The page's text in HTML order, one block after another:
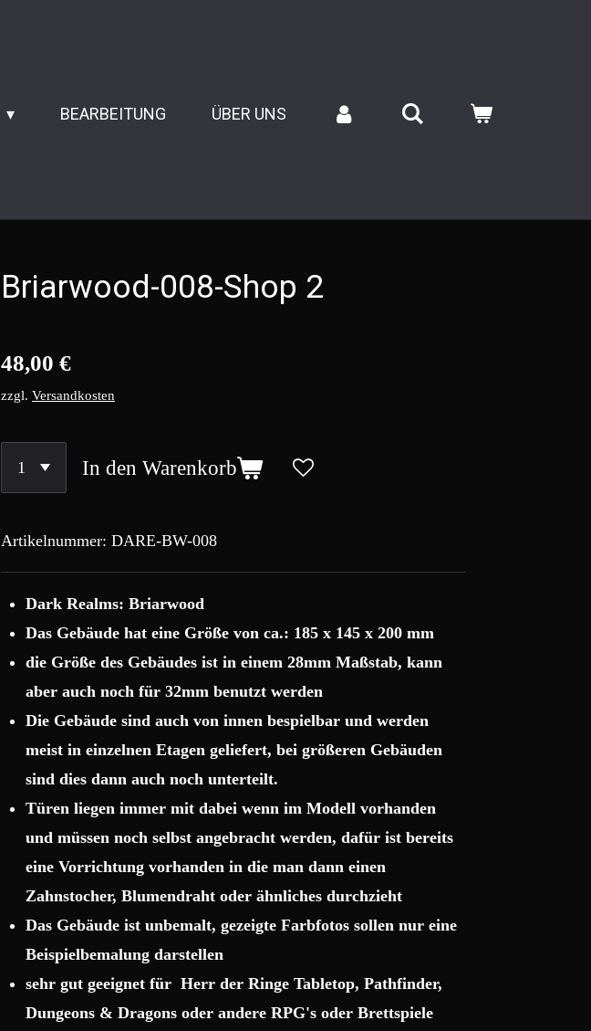
BEARBEITUNG ÜBER UNS
Briarwood-008-Shop 2
48,00 €
zzgl. Versandkosten
In den Warenkorb
Artikelnummer: DARE-BW-008
Dark Realms: Briarwood
Das Gebäude hat eine Größe von ca.: 185 x 145 x 200 mm
die Größe des Gebäudes ist in einem 28mm Maßstab, kann
aber auch noch für 32mm benutzt werden
Die Gebäude sind auch von innen bespielbar und werden
meist in einzelnen Etagen geliefert, bei größeren Gebäuden
sind dies dann auch noch unterteilt.
Türen liegen immer mit dabei wenn im Modell vorhanden
und müssen noch selbst angebracht werden, dafür ist bereits
eine Vorrichtung vorhanden in die man dann einen
Zahnstocher, Blumendraht oder ähnliches durchzieht
Das Gebäude ist unbemalt, gezeigte Farbfotos sollen nur eine
Beispielbemalung darstellen
sehr gut geeignet für Herr der Ringe Tabletop, Pathfinder,
Dungeons & Dragons oder andere RPG's oder Brettspiele